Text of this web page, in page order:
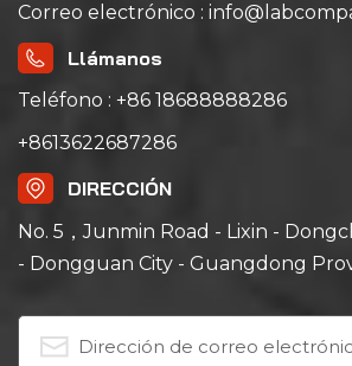
Correo electrónico :
Llámanos
Teléfono : +86 18688888286
+8613622687286
DIRECCIÓN
No. 5，Junmin Road - Lixin -
- Dongguan City - Guangdong